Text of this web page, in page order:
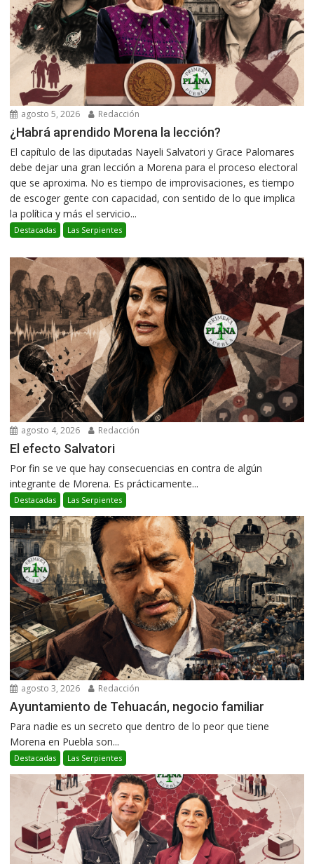
agosto 5, 2026 Redacción
¿Habrá aprendido Morena la lección?
El capítulo de las diputadas Nayeli Salvatori y Grace Palomares
debe dejar una gran lección a Morena para el proceso electoral
que se aproxima. No es tiempo de improvisaciones, es tiempo
de escoger gente con capacidad, con sentido de lo que implica
la política y más el servicio...
Destacadas Las Serpientes
agosto 4, 2026 Redacción
El efecto Salvatori
Por fin se ve que hay consecuencias en contra de algún
integrante de Morena. Es prácticamente...
Destacadas Las Serpientes
agosto 3, 2026 Redacción
Ayuntamiento de Tehuacán, negocio familiar
Para nadie es un secreto que dentro de lo peor que tiene
Morena en Puebla son...
Destacadas Las Serpientes